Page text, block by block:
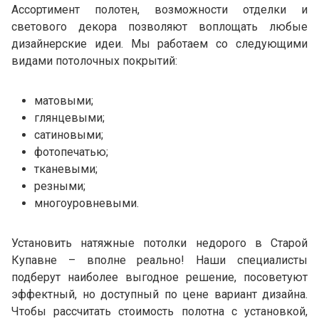
Ассортимент полотен, возможности отделки и
светового декора позволяют воплощать любые
дизайнерские идеи. Мы работаем со следующими
видами потолочных покрытий:
матовыми;
глянцевыми;
сатиновыми;
фотопечатью;
тканевыми;
резными;
многоуровневыми.
Установить натяжные потолки недорого в Старой
Купавне – вполне реально! Наши специалисты
подберут наиболее выгодное решение, посоветуют
эффектный, но доступный по цене вариант дизайна.
Чтобы рассчитать стоимость полотна с установкой,